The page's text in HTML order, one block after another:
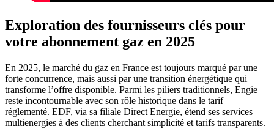
Exploration des fournisseurs clés pour
votre abonnement gaz en 2025
En 2025, le marché du gaz en France est toujours marqué par une
forte concurrence, mais aussi par une transition énergétique qui
transforme l’offre disponible. Parmi les piliers traditionnels, Engie
reste incontournable avec son rôle historique dans le tarif
réglementé. EDF, via sa filiale Direct Energie, étend ses services
multienergies à des clients cherchant simplicité et tarifs transparents.